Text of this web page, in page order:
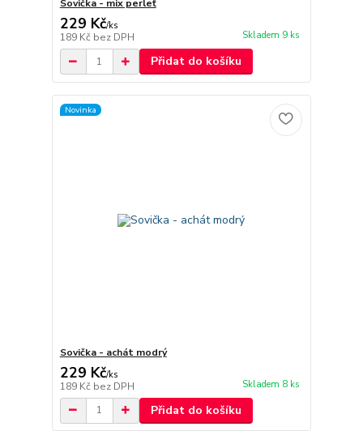
Sovička - mix perleť
229 Kč/ks
189 Kč bez DPH Skladem 9 ks
Přidat do košíku
Novinka
Sovička - achát modrý
229 Kč/ks
189 Kč bez DPH Skladem 8 ks
Přidat do košíku